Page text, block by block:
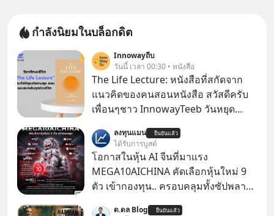
กำลังนิยมในบล็อกดิต
Innowayถีบ
วันนี้ เวลา 00:30 • หนังสือ
The Life Lecture: หนังสือที่สกัดจาก
แนวคิดของคนสอนหนังสือ สวัสดีครับ
เพื่อนๆชาว InnowayTeeb วันหยุด
สนใจจบแล้วเกิดคำถามว่า
ลงทุนแมน ยืนยันแล้ว
ได้รับการบูสต์
โอกาสในหุ้น AI จีนที่มาแรง
MEGA10AICHINA คัดเลือกหุ้นใหม่ 9
ตัว เข้ากองทุน.. ครอบคลุมทั้งซัปพลาย
ด.ดล Blog ยืนยันแล้ว